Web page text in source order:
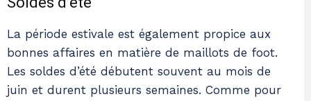
La période estivale est également propice aux
bonnes affaires en matière de maillots de foot.
Les soldes d’été débutent souvent au mois de
juin et durent plusieurs semaines. Comme pour